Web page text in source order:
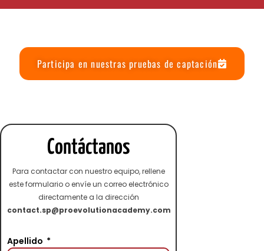
Participa en nuestras pruebas de captación
Contáctanos
Para contactar con nuestro equipo, rellene
este formulario o envíe un correo electrónico
directamente a la dirección
contact.sp@proevolutionacademy.com
Apellido